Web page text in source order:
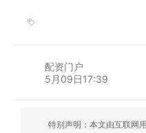
配资门户
5月09日17:39
特别声明：本文由互联网